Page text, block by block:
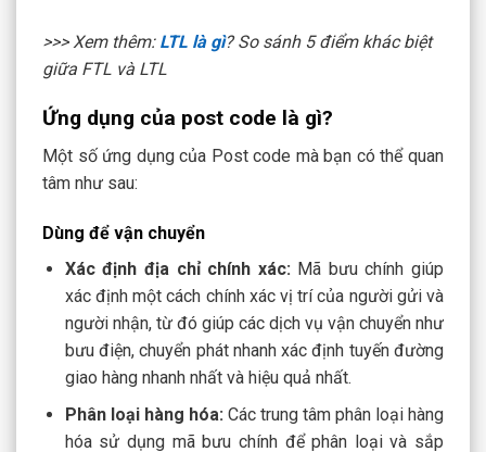
>>> Xem thêm: LTL là gì? So sánh 5 điểm khác biệt
giữa FTL và LTL
Ứng dụng của post code là gì?
Một số ứng dụng của Post code mà bạn có thể quan
tâm như sau:
Dùng để vận chuyển
Xác định địa chỉ chính xác: Mã bưu chính giúp
xác định một cách chính xác vị trí của người gửi và
người nhận, từ đó giúp các dịch vụ vận chuyển như
bưu điện, chuyển phát nhanh xác định tuyến đường
giao hàng nhanh nhất và hiệu quả nhất.
Phân loại hàng hóa: Các trung tâm phân loại hàng
hóa sử dụng mã bưu chính để phân loại và sắp